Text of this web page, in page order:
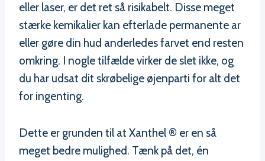
eller laser, er det ret så risikabelt. Disse meget
stærke kemikalier kan efterlade permanente ar
eller gøre din hud anderledes farvet end resten
omkring. I nogle tilfælde virker de slet ikke, og
du har udsat dit skrøbelige øjenparti for alt det
for ingenting.
Dette er grunden til at Xanthel ® er en så
meget bedre mulighed. Tænk på det, én